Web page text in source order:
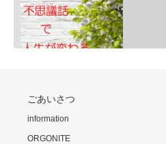
RSS FEED
SHARE
モリオンは明智小五郎
ごあいさつ
information
ORGONITE